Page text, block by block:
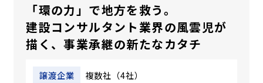
「環の力」で地方を救う。
建設コンサルタント業界の風雲児が
描く、事業承継の新たなカタチ
譲渡企業
複数社（4社）